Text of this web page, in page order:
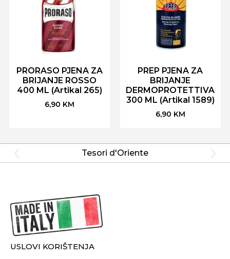
PRORASO PJENA ZA
BRIJANJE ROSSO
400 ML (Artikal 265)
6,90 KM
PREP PJENA ZA
BRIJANJE
DERMOPROTETTIVA
300 ML (Artikal 1589)
6,90 KM
Tesori d'Oriente
USLOVI KORIŠTENJA